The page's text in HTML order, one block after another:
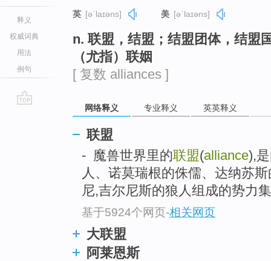
释义
权威词典
用法
例句
英 [əˈlaɪəns] 美 [əˈlaɪəns]
n. 联盟，结盟；结盟团体，结盟
（尤指）联姻
[ 复数 alliances ]
网络释义 专业释义 英英释义
联盟
- 魔兽世界里的联盟(alliance),
人、诺莫瑞根的侏儒、达纳苏
尼,吉尔尼斯的狼人组成的势力
基于5924个网页-相关网页
大联盟
阿莱恩斯